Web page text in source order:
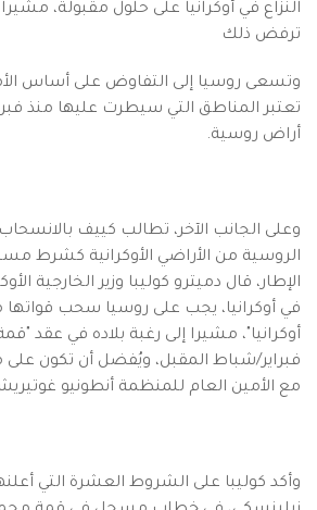
النزاع في أوكرانيا على حلول مقبولة،
ترفض ذلك
وتسعى روسيا إلى التفاوض على أساس
تعتبر المناطق التي سيطرت عليها منذ
أراض روسية.
وعلى الجانب الآخر، تطالب كييف
الروسية من الأراضي الأوكرانية كشرط
الإطار، قال دميترو كوليبا وزير الخارجية
في أوكرانيا، يجب على روسيا سحب
أوكرانيا"، مشيرا إلى رغبة بلاده في عقد
فبراير/شباط المقبل، ويُفضل أن تكون على
مع الأمين العام للمنظمة أنطونيو
وأكد كوليبا على الشروط العشرة التي